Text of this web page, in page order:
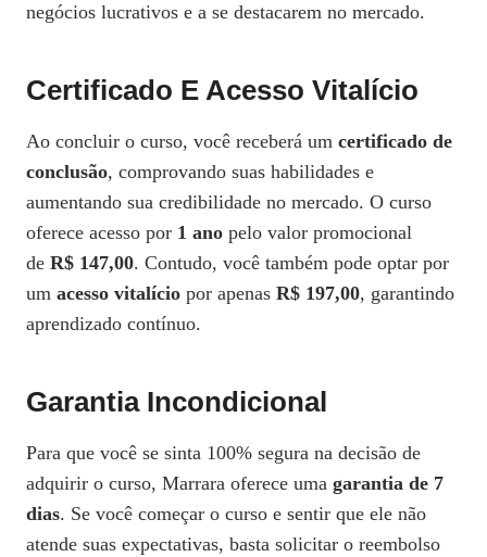
negócios lucrativos e a se destacarem no mercado.
Certificado E Acesso Vitalício
Ao concluir o curso, você receberá um certificado de
conclusão, comprovando suas habilidades e
aumentando sua credibilidade no mercado. O curso
oferece acesso por 1 ano pelo valor promocional
de R$ 147,00. Contudo, você também pode optar por
um acesso vitalício por apenas R$ 197,00, garantindo
aprendizado contínuo.
Garantia Incondicional
Para que você se sinta 100% segura na decisão de
adquirir o curso, Marrara oferece uma garantia de 7
dias. Se você começar o curso e sentir que ele não
atende suas expectativas, basta solicitar o reembolso